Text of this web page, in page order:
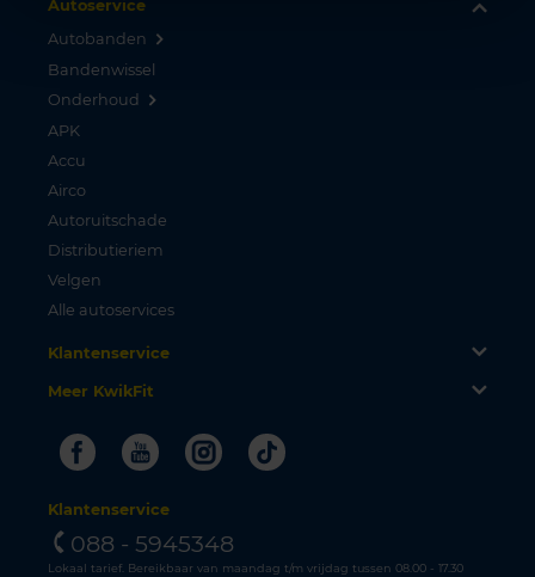
Autoservice
Autobanden
Bandenwissel
Onderhoud
APK
Accu
Airco
Autoruitschade
Distributieriem
Velgen
Alle autoservices
Klantenservice
Meer KwikFit
FacebookYoutubeInstagram
Tiktok
Klantenservice
088 - 5945348
Lokaal tarief. Bereikbaar van maandag t/m vrijdag tussen 08.00 - 17.30